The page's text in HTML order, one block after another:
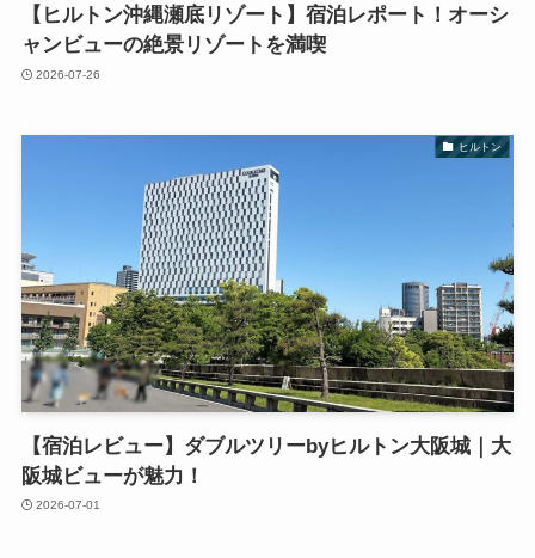
【ヒルトン沖縄瀬底リゾート】宿泊レポート！オーシ
ャンビューの絶景リゾートを満喫
2026-07-26
ヒルトン
【宿泊レビュー】ダブルツリーbyヒルトン大阪城｜大
阪城ビューが魅力！
2026-07-01